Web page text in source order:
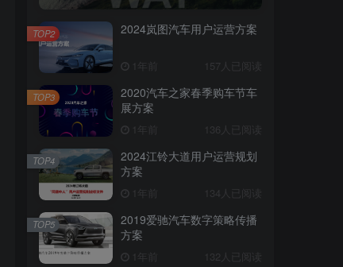
2024岚图汽车用户运营方案
1年前 157人已阅读
TOP2
2020汽车之家春季购车节车
展方案
1年前 136人已阅读
TOP3
2024江铃大道用户运营规划
方案
1年前 134人已阅读
TOP4
2019爱驰汽车数字策略传播
方案
1年前 132人已阅读
TOP5